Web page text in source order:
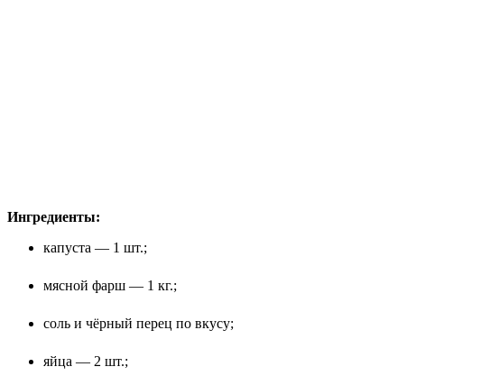
Ингредиенты:
капуста — 1 шт.;
мясной фарш — 1 кг.;
соль и чёрный перец по вкусу;
яйца — 2 шт.;